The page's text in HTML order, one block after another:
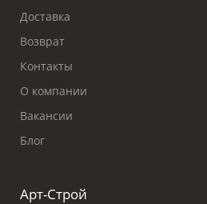
Доставка
Возврат
Контакты
О компании
Вакансии
Блог
Арт-Строй